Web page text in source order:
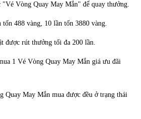
"Vé Vòng Quay May Mắn" để quay thưởng.
tốn 488 vàng, 10 lần tốn 3880 vàng.
được rút thưởng tối đa 200 lần.
1 Vé Vòng Quay May Mắn giá ưu đãi
Quay May Mắn mua được đều ở trạng thái